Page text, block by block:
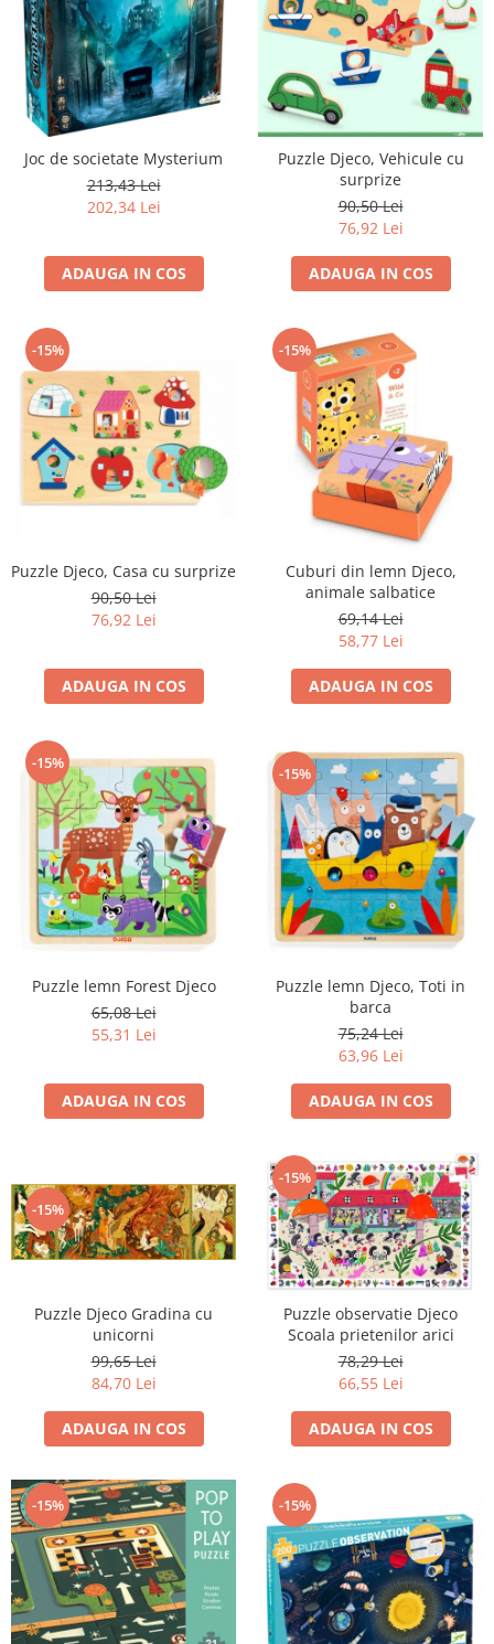
Joc de societate Mysterium
213,43 Lei
202,34 Lei
ADAUGA IN COS
Puzzle Djeco, Vehicule cu
surprize
90,50 Lei
76,92 Lei
ADAUGA IN COS
-15%
Puzzle Djeco, Casa cu surprize
90,50 Lei
76,92 Lei
ADAUGA IN COS
-15%
Cuburi din lemn Djeco,
animale salbatice
69,14 Lei
58,77 Lei
ADAUGA IN COS
-15%
Puzzle lemn Forest Djeco
65,08 Lei
55,31 Lei
ADAUGA IN COS
-15%
Puzzle lemn Djeco, Toti in
barca
75,24 Lei
63,96 Lei
ADAUGA IN COS
-15%
Puzzle Djeco Gradina cu
unicorni
99,65 Lei
84,70 Lei
ADAUGA IN COS
-15%
Puzzle observatie Djeco
Scoala prietenilor arici
78,29 Lei
66,55 Lei
ADAUGA IN COS
-15% -15%